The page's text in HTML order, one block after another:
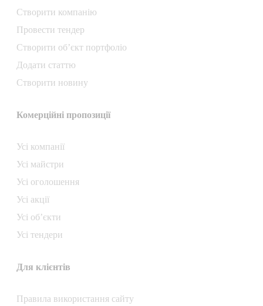
Створити компанiю
Провести тендер
Створити об’єкт портфоліо
Додати статтю
Створити новину
Комерційні пропозиції
Усі компанії
Усі майстри
Усі оголошення
Усі акції
Усі об’єкти
Усі тендери
Для клієнтів
Правила використання сайту